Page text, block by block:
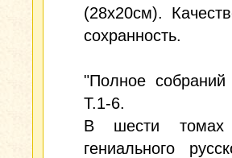
(28х20см).
сохранность.
"Полное
Т.1-6.
В шести томах
гениального